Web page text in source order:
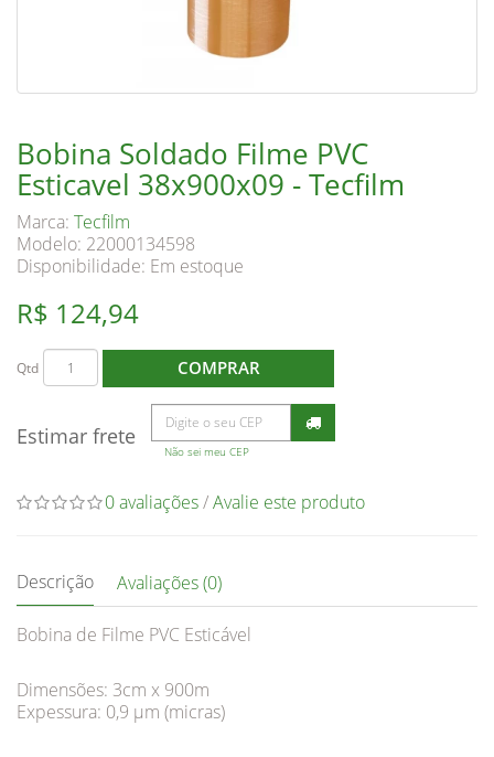
Bobina Soldado Filme PVC
Esticavel 38x900x09 - Tecfilm
Marca: Tecfilm
Modelo: 22000134598
Disponibilidade: Em estoque
R$ 124,94
Qtd COMPRAR
Estimar frete
Não sei meu CEP
0 avaliações/Avalie este produto
Descrição Avaliações (0)
Bobina de Filme PVC Esticável
Dimensões: 3cm x 900m
Expessura: 0,9 μm (micras)